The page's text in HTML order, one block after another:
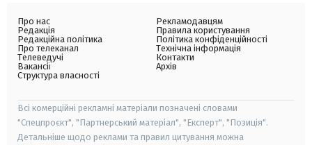
Про нас
Редакція
Редакційна політика
Про телеканал
Телеведучі
Вакансії
Структура власності
Рекламодавцям
Правила користування
Політика конфіденційності
Технічна інформація
Контакти
Архів
Всі комерційні рекламні матеріали позначені словами
"Спецпроєкт", "Партнерський матеріал", "Експерт", "Позиція".
Детальніше щодо реклами та правил цитування можна